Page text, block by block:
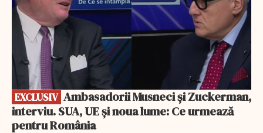
EXCLUSIV
interviu. SUA, UE și noua lume: Ce urmează
pentru România